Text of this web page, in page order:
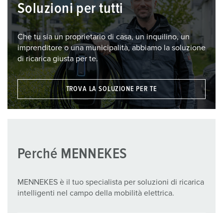
Soluzioni per tutti
Che tu sia un proprietario di casa, un inquilino, un
imprenditore o una municipalità, abbiamo la soluzione
di ricarica giusta per te.
TROVA LA SOLUZIONE PER TE
Perché MENNEKES
MENNEKES è il tuo specialista per soluzioni di ricarica
intelligenti nel campo della mobilità elettrica.